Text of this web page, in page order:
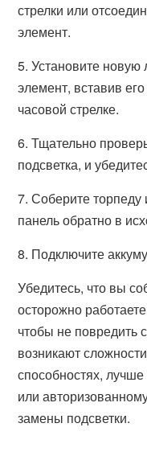
стрелки или
элемент.
5. Установите новую
элемент, вставив
часовой стрелке.
6. Тщательно
подсветка, и
7. Соберите торпеду
панель обратно в
8. Подключите
Убедитесь, что вы
осторожно
чтобы не повредить
возникают
способностях,
или
замены подсветки.